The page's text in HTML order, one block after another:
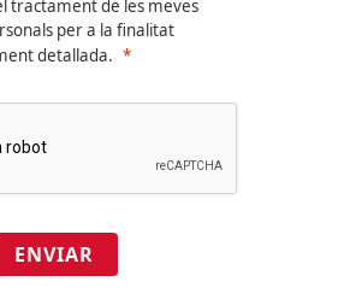
tractament de les meves
per a la finalitat
detallada.
ENVIAR